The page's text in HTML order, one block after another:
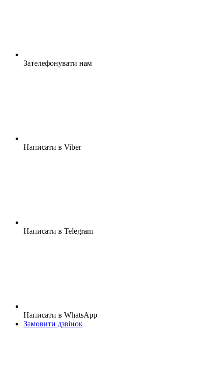
Зателефонувати нам
Написати в Viber
Написати в Telegram
Написати в WhatsApp
Замовити дзвінок